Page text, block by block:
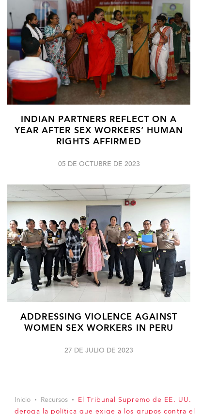
INDIAN PARTNERS REFLECT ON A
YEAR AFTER SEX WORKERS’ HUMAN
RIGHTS AFFIRMED
05 DE OCTUBRE DE 2023
ADDRESSING VIOLENCE AGAINST
WOMEN SEX WORKERS IN PERU
27 DE JULIO DE 2023
Inicio Recursos
El Tribunal Supremo de EE. UU.
deroga la política que exige a los grupos contra el